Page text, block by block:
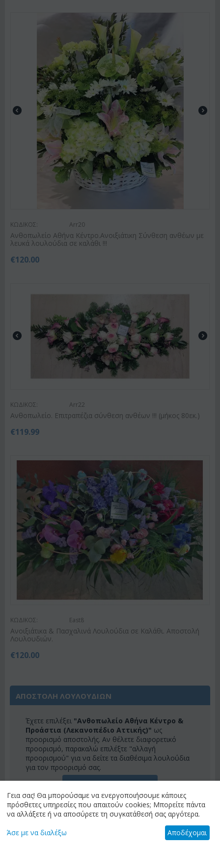
ΚΩΔΙΚΟΣ: Arr20
Ανθοπωλείο Αθήνα Κέντρο.Ανοιξιάτικη Σύνθεση ανθέων με
λευκά λουλούδια σε καλάθι !!!
€120.00
ΚΩΔΙΚΟΣ: Arr22
Ανθοπωλείο. Επιτραπέζια σύνθεση ανθέων !!! (μήκος 80εκ.)
€119.99
ΚΩΔΙΚΟΣ: East8
Ανοιξιάτικα & Πασχαλινά Λουλούδια σε Καλάθι. Αποστολή
Λουλουδιών.
€120.00
ΑΠΟΣΤΟΛΗ ΛΟΥΛΟΥΔΙΩΝ
Έχετε επιλέξει "Ανθοπωλείο Αθήνα Κέντρο &
Προάστια (Λεκανοπέδιο Αττικής)" ως
προορισμό αποστολής. Αν θέλετε διαφορετικό
προορισμό, παρακαλώ επιλέξτε "αλλαγή
προορισμού" για να δείτε τα διαθέσιμα λουλούδια
για τον προορισμό σας.
ΑΛΛΑΓΗ ΠΡΟΟΡΙΣΜΟΥ
ΚΑΤΗΓΟΡΙΕΣ
Γεια σας! Θα μπορούσαμε να ενεργοποιήσουμε κάποιες
πρόσθετες υπηρεσίες που απαιτούν cookies; Μπορείτε πάντα
να αλλάξετε ή να αποσύρετε τη συγκατάθεσή σας αργότερα.
Άσε με να διαλέξω Αποδέχομαι